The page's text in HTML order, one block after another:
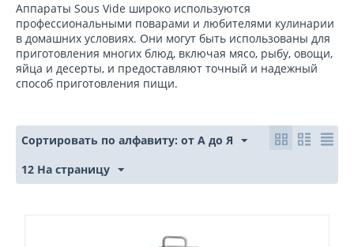
Аппараты Sous Vide широко используются
профессиональными поварами и любителями кулинарии
в домашних условиях. Они могут быть использованы для
приготовления многих блюд, включая мясо, рыбу, овощи,
яйца и десерты, и предоставляют точный и надежный
способ приготовления пищи.
Сортировать по алфавиту: от А до Я
12 На страницу